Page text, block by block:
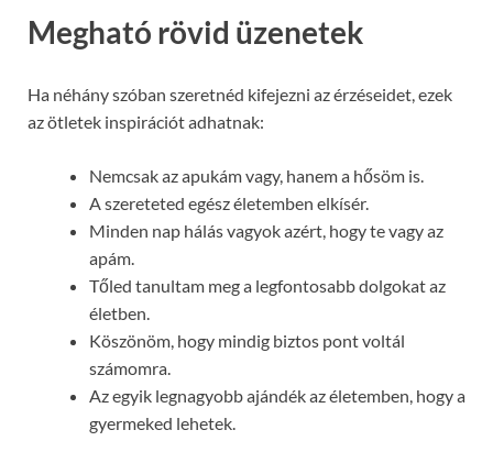
Megható rövid üzenetek
Ha néhány szóban szeretnéd kifejezni az érzéseidet, ezek
az ötletek inspirációt adhatnak:
Nemcsak az apukám vagy, hanem a hősöm is.
A szereteted egész életemben elkísér.
Minden nap hálás vagyok azért, hogy te vagy az
apám.
Tőled tanultam meg a legfontosabb dolgokat az
életben.
Köszönöm, hogy mindig biztos pont voltál
számomra.
Az egyik legnagyobb ajándék az életemben, hogy a
gyermeked lehetek.